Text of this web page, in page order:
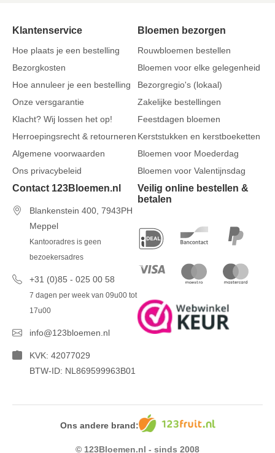
Klantenservice
Hoe plaats je een bestelling
Bezorgkosten
Hoe annuleer je een bestelling
Onze versgarantie
Klacht? Wij lossen het op!
Herroepingsrecht & retourneren
Algemene voorwaarden
Ons privacybeleid
Bloemen bezorgen
Rouwbloemen bestellen
Bloemen voor elke gelegenheid
Bezorgregio's (lokaal)
Zakelijke bestellingen
Feestdagen bloemen
Kerststukken en kerstboeketten
Bloemen voor Moederdag
Bloemen voor Valentijnsdag
Contact 123Bloemen.nl
Blankenstein 400, 7943PH
Meppel
Kantooradres is geen
bezoekersadres
+31 (0)85 - 025 00 58
7 dagen per week van 09u00 tot
17u00
info@123bloemen.nl
KVK: 42077029
BTW-ID: NL869599963B01
Veilig online bestellen &
betalen
Ons andere brand:
© 123Bloemen.nl - sinds 2008